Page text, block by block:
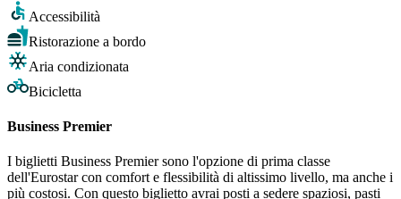
Accessibilità
Ristorazione a bordo
Aria condizionata
Bicicletta
Business Premier
I biglietti Business Premier sono l'opzione di prima classe
dell'Eurostar con comfort e flessibilità di altissimo livello, ma anche i
più costosi. Con questo biglietto avrai posti a sedere spaziosi, pasti